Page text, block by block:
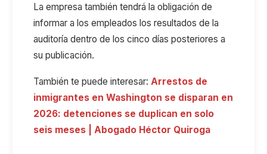
La empresa también tendrá la obligación de
informar a los empleados los resultados de la
auditoría dentro de los cinco días posteriores a
su publicación.
También te puede interesar: Arrestos de
inmigrantes en Washington se disparan en
2026: detenciones se duplican en solo
seis meses | Abogado Héctor Quiroga